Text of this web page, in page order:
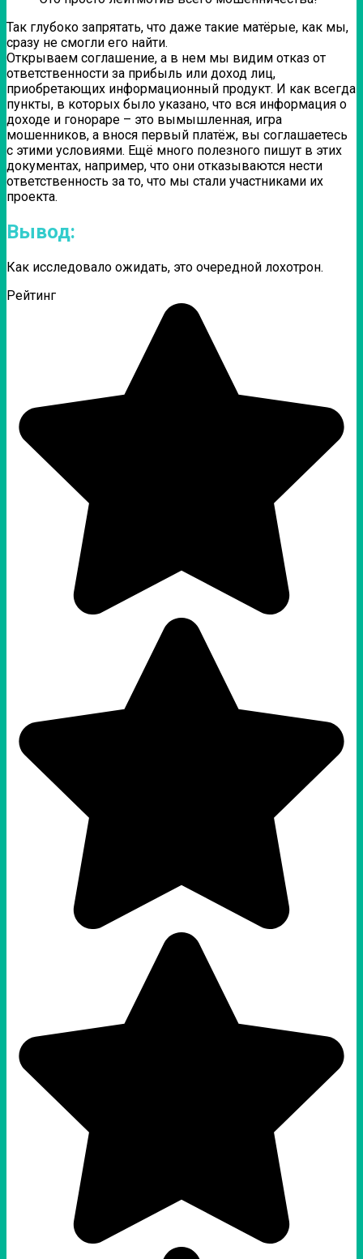
Так глубоко запрятать, что даже такие матёрые, как мы,
сразу не смогли его найти.
Открываем соглашение, а в нем мы видим отказ от
ответственности за прибыль или доход лиц,
приобретающих информационный продукт. И как всегда
пункты, в которых было указано, что вся информация о
доходе и гонораре – это вымышленная, игра
мошенников, а внося первый платёж, вы соглашаетесь
с этими условиями. Ещё много полезного пишут в этих
документах, например, что они отказываются нести
ответственность за то, что мы стали участниками их
проекта.
Вывод:
Как исследовало ожидать, это очередной лохотрон.
Рейтинг